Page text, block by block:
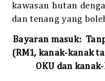
kawasan hutan
dan tenang yang
Bayaran masuk:
(RM1, kanak-kanak
OKU dan